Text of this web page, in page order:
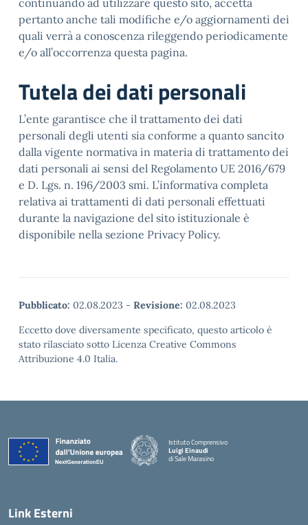
continuando ad utilizzare questo sito, accetta
pertanto anche tali modifiche e/o aggiornamenti dei
quali verrà a conoscenza rileggendo periodicamente
e/o all’occorrenza questa pagina.
Tutela dei dati personali
L’ente garantisce che il trattamento dei dati
personali degli utenti sia conforme a quanto sancito
dalla vigente normativa in materia di trattamento dei
dati personali ai sensi del Regolamento UE 2016/679
e D. Lgs. n. 196/2003 smi. L’informativa completa
relativa ai trattamenti di dati personali effettuati
durante la navigazione del sito istituzionale è
disponibile nella sezione Privacy Policy.
Pubblicato: 02.08.2023 - Revisione: 02.08.2023
Eccetto dove diversamente specificato, questo articolo è
stato rilasciato sotto Licenza Creative Commons
Attribuzione 4.0 Italia.
Istituto Comprensivo
Luigi Einaudi
di Sale Marasino
Link Esterni